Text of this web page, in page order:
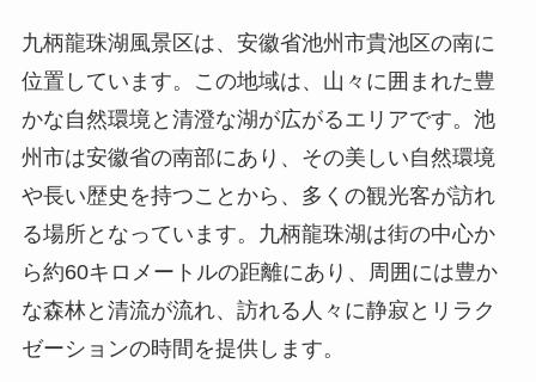
る場所となっています。九柄龍珠湖は街の中心か
ら約60キロメートルの距離にあり、周囲には豊か
な森林と清流が流れ、訪れる人々に静寂とリラク
ゼーションの時間を提供します。
歴史と文化的背景
九柄龍珠湖の歴史は悠久であり、その地には様々